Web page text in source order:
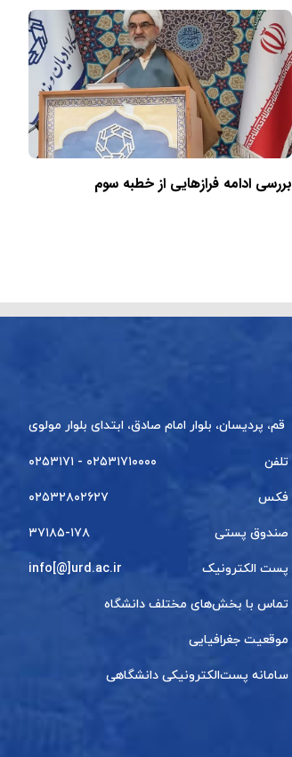
بررسی ادامه فرازهایی از خطبه سوم
قم، پردیسان، بلوار امام صادق، ابتدای بلوار مولوی
تلفن ۰۲۵۳۱۷۱۰۰۰۰ - ۰۲۵۳۱۷۱
فکس ۰۲۵۳۲۸۰۲۶۲۷
صندوق پستی ۳۷۱۸۵-۱۷۸
پست الکترونیک info[@]urd.ac.ir
تماس با بخش‌های مختلف دانشگاه
موقعیت جغرافیایی
سامانه پست‌الکترونیکی دانشگاهی